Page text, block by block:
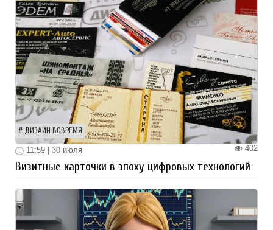
ДИЗАЙН ВОВРЕМЯ
402
11:59 | 30 июля
Визитные карточки в эпоху цифровых технологий